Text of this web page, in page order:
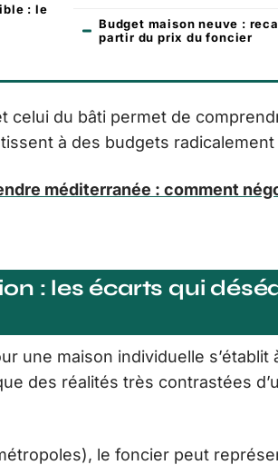
: le
Budget maison neuve :
partir du prix du foncier
celui du bâti permet de
à des budgets
méditerranée : comment
: les écarts qui
une maison individuelle s’établit
des réalités très contrastées
le foncier peut